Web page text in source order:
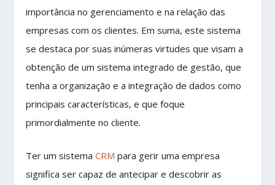
importância no gerenciamento e na relação das
empresas com os clientes. Em suma, este sistema
se destaca por suas inúmeras virtudes que visam a
obtenção de um sistema integrado de gestão, que
tenha a organização e a integração de dados como
principais características, e que foque
primordialmente no cliente.
Ter um sistemaCRM para gerir uma empresa
significa ser capaz de antecipar e descobrir as